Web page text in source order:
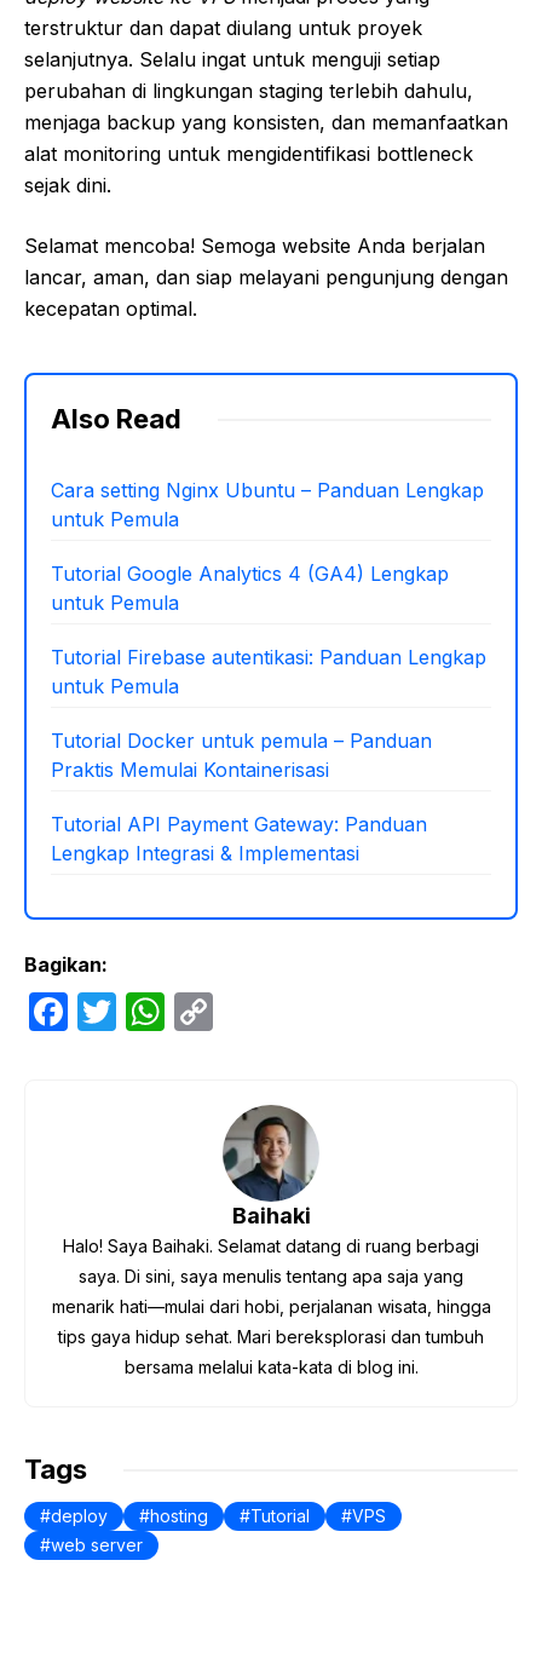
terstruktur dan dapat diulang untuk proyek
selanjutnya. Selalu ingat untuk menguji setiap
perubahan di lingkungan staging terlebih dahulu,
menjaga backup yang konsisten, dan memanfaatkan
alat monitoring untuk mengidentifikasi bottleneck
sejak dini.
Selamat mencoba! Semoga website Anda berjalan
lancar, aman, dan siap melayani pengunjung dengan
kecepatan optimal.
Also Read
Cara setting Nginx Ubuntu – Panduan Lengkap
untuk Pemula
Tutorial Google Analytics 4 (GA4) Lengkap
untuk Pemula
Tutorial Firebase autentikasi: Panduan Lengkap
untuk Pemula
Tutorial Docker untuk pemula – Panduan
Praktis Memulai Kontainerisasi
Tutorial API Payment Gateway: Panduan
Lengkap Integrasi & Implementasi
Bagikan:
F
o
k
T
W
p
y
Li
n
k
Baihaki
Halo! Saya Baihaki. Selamat datang di ruang berbagi
saya. Di sini, saya menulis tentang apa saja yang
menarik hati—mulai dari hobi, perjalanan wisata, hingga
tips gaya hidup sehat. Mari bereksplorasi dan tumbuh
bersama melalui kata-kata di blog ini.
Tags
deploy hosting Tutorial
VPS
web server